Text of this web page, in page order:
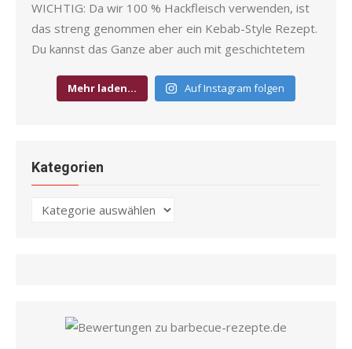
Mehr laden… Auf Instagram folgen
Kategorien
Kategorien